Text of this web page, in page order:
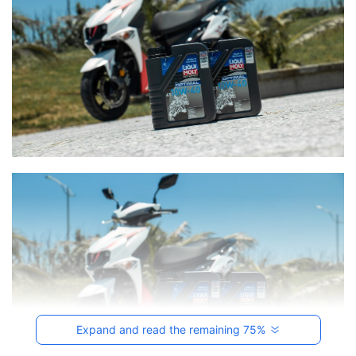
車
／
機
車
試
駕
影
音
與
生
p
Expand and read the remaining 75%